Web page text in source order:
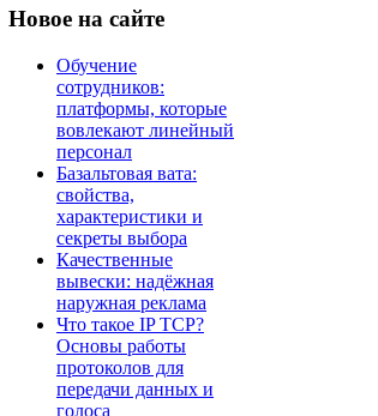
Новое на сайте
Обучение
сотрудников:
платформы, которые
вовлекают линейный
персонал
Базальтовая вата:
свойства,
характеристики и
секреты выбора
Качественные
вывески: надёжная
наружная реклама
Что такое IP TCP?
Основы работы
протоколов для
передачи данных и
голоса